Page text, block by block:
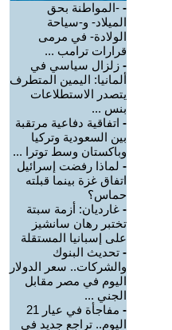
- -المواطنة بحق
الميلاد- و-سياحة
الولادة- في مرمى
قرارات ترامب ...
- زلزال سياسي في
ألمانيا: اليمين المتطرف
يتصدر الاستطلاعات
بنس ...
- اتفاقية دفاعية مرتقبة
بين السعودية وتركيا
وباكستان وسط توترا ...
- لماذا رفضت إسرائيل
اتفاق غزة بينما قبلته
حماس؟
- غارديان: أزمة سبتة
تختبر رهان سانشيز
على إسبانيا المستقلة
- تحديث البنوك
والشركات.. سعر الدولار
اليوم في مصر مقابل
الجني ...
-
مفاجأة في عيار 21
اليوم.. تراجع جديد في